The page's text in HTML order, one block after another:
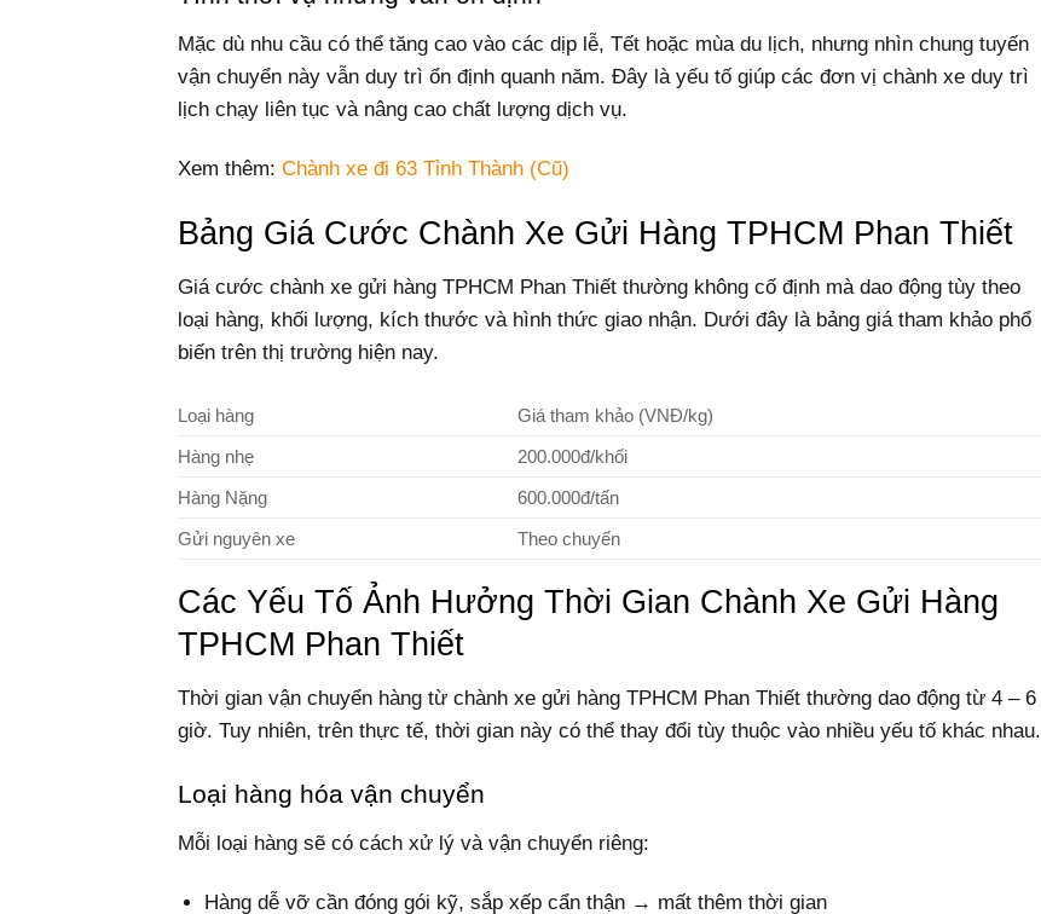
Mặc dù nhu cầu có thể tăng cao vào các dịp lễ, Tết hoặc mùa du lịch, nhưng nhìn chung tuyến
vận chuyển này vẫn duy trì ổn định quanh năm. Đây là yếu tố giúp các đơn vị chành xe duy trì
lịch chạy liên tục và nâng cao chất lượng dịch vụ.
Xem thêm: Chành xe đi 63 Tỉnh Thành (Cũ)
Bảng Giá Cước Chành Xe Gửi Hàng TPHCM Phan Thiết
Giá cước chành xe gửi hàng TPHCM Phan Thiết thường không cố định mà dao động tùy theo
loại hàng, khối lượng, kích thước và hình thức giao nhận. Dưới đây là bảng giá tham khảo phổ
biến trên thị trường hiện nay.
Loại hàng
Giá tham khảo (VNĐ/kg)
Hàng nhẹ
200.000đ/khối
Hàng Nặng
600.000đ/tấn
Gửi nguyên xe
Theo chuyến
Các Yếu Tố Ảnh Hưởng Thời Gian Chành Xe Gửi Hàng
TPHCM Phan Thiết
Thời gian vận chuyển hàng từ chành xe gửi hàng TPHCM Phan Thiết thường dao động từ 4 – 6
giờ. Tuy nhiên, trên thực tế, thời gian này có thể thay đổi tùy thuộc vào nhiều yếu tố khác nhau.
Loại hàng hóa vận chuyển
Mỗi loại hàng sẽ có cách xử lý và vận chuyển riêng:
Hàng dễ vỡ cần đóng gói kỹ, sắp xếp cẩn thận → mất thêm thời gian